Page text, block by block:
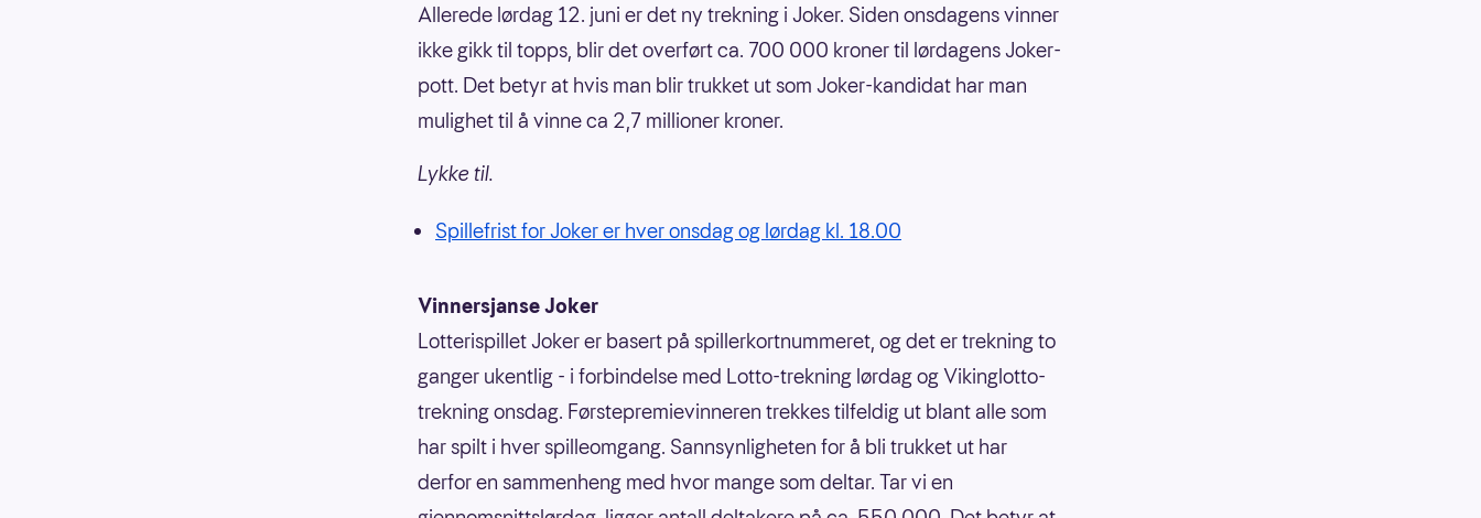
Allerede lørdag 12. juni er det ny trekning i Joker. Siden onsdagens vinner
ikke gikk til topps, blir det overført ca. 700 000 kroner til lørdagens Joker-
pott. Det betyr at hvis man blir trukket ut som Joker-kandidat har man
mulighet til å vinne ca 2,7 millioner kroner.
Lykke til.
Spillefrist for Joker er hver onsdag og lørdag kl. 18.00
Vinnersjanse Joker
Lotterispillet Joker er basert på spillerkortnummeret, og det er trekning to
ganger ukentlig - i forbindelse med Lotto-trekning lørdag og Vikinglotto-
trekning onsdag. Førstepremievinneren trekkes tilfeldig ut blant alle som
har spilt i hver spilleomgang. Sannsynligheten for å bli trukket ut har
derfor en sammenheng med hvor mange som deltar. Tar vi en